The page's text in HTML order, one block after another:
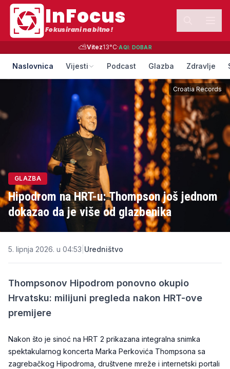
InFocus
Fokusirani na bitno!
⛅Vitez13°C·AQI: DOBAR
Naslovnica Vijesti Podcast Glazba Zdravlje
GLAZBA
Hipodrom na HRT-u: Thompson još jednom
dokazao da je više od glazbenika
Croatia Records
5. lipnja 2026. u 04:53 Uredništvo
Thompsonov Hipodrom ponovno okupio
Hrvatsku: milijuni pregleda nakon HRT-ove
premijere
Nakon što je sinoć na HRT 2 prikazana integralna snimka
spektakularnog koncerta Marka Perkovića Thompsona sa
zagrebačkog Hipodroma, društvene mreže i internetski portali